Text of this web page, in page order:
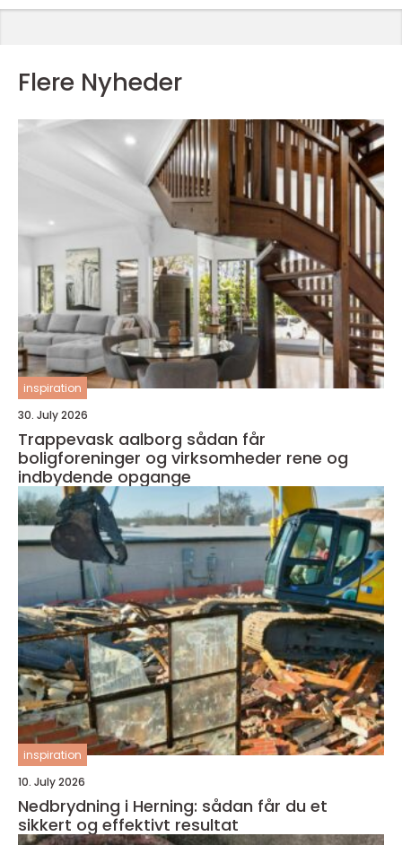
Flere Nyheder
inspiration
30. July 2026
Trappevask aalborg sådan får
boligforeninger og virksomheder rene og
indbydende opgange
inspiration
10. July 2026
Nedbrydning i Herning: sådan får du et
sikkert og effektivt resultat